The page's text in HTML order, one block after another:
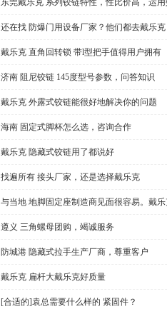
还在找 防爆门用设备厂家？他们都去戴乐克
戴乐克 直角回转锁 带l型把手值得用户拥有
济南 阻尼铰链 145度型号参数，问答知识
戴乐克 外露式铰链能很好地解决你的问题
海南 固定式脚杯怎么选，咨询合作
戴乐克 隐藏式铰链用了都说好
找遍所有 接头厂家，还是选择戴乐克
与当地 地脚固定座制造商见面很容易。戴
遵义 三角螺母团购，竭诚服务
防城港 隐藏式拉手生产厂商，尊重客户
戴乐克 扁杆大戴乐克好质量
[合适的]袁总需要什么样的 紧固件？